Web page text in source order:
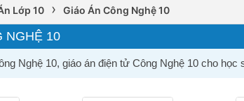
Lớp 10 › Giáo Án Công Nghệ 10
NGHỆ 10
Nghệ 10, giáo án điện tử Công Nghệ 10 cho học